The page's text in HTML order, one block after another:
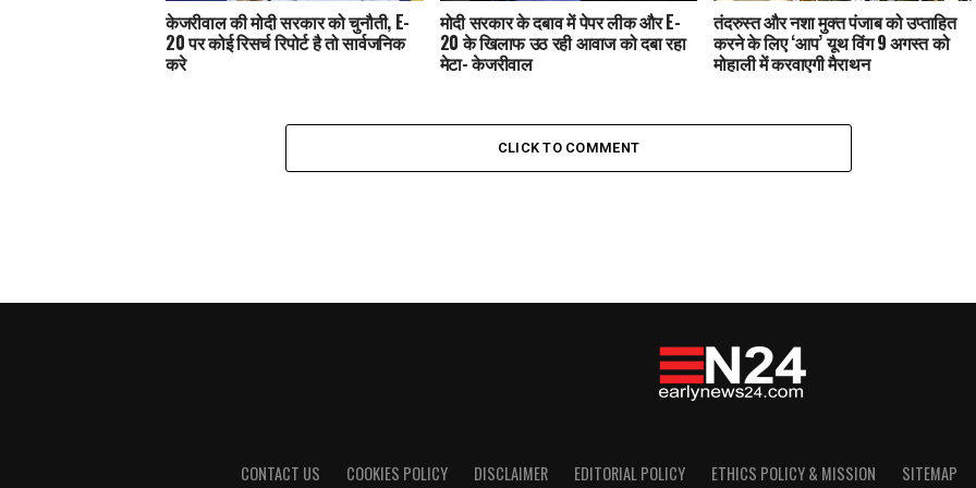
केजरीवाल की मोदी सरकार को चुनौती, E-
20 पर कोई रिसर्च रिपोर्ट है तो सार्वजनिक
करे
मोदी सरकार के दबाव में पेपर लीक और E-
20 के खिलाफ उठ रही आवाज को दबा रहा
मेटा- केजरीवाल
तंदरुस्त और नशा मुक्त पंजाब को उप्ताहित
करने के लिए ‘आप’ यूथ विंग 9 अगस्त को
मोहाली में करवाएगी मैराथन
CLICK TO COMMENT
CONTACT US COOKIES POLICY DISCLAIMER EDITORIAL POLICY ETHICS POLICY & MISSION SITEMAP